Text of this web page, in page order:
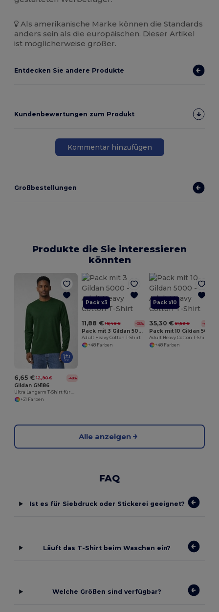
Als amerikanische Marke können die Standards
anders sein als die europäischen. Dieser Artikel
ist möglicherweise größer.
Entdecken Sie andere Produkte
Kundenbewertungen zum Produkt
Kommentar hinzufügen
Großbestellungen
Produkte die Sie interessieren
könnten
6,65 € 12,90 € -48%
Gildan GN186
Ultra Langarm T-Shirt für Herren
+21 Farben
Pack x3
11,88 € 18,48 € -36%
Pack mit 3 Gildan 5000
Adult Heavy Cotton T-Shirt
+48 Farben
Pack x10
35,30 € 61,59 € -43%
Adult Heavy Cotton T-Shirt
+48 Farben
Alle anzeigen
FAQ
Ist es für Siebdruck oder Stickerei geeignet?
Läuft das T-Shirt beim Waschen ein?
Welche Größen sind verfügbar?